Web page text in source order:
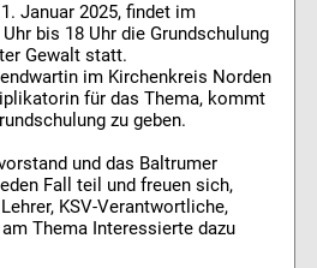
Januar 2025, findet im
bis 18 Uhr die Grundschulung
Gewalt statt.
im Kirchenkreis Norden
für das Thema, kommt
zu geben.
und das Baltrumer
Fall teil und freuen sich,
KSV-Verantwortliche,
Thema Interessierte dazu